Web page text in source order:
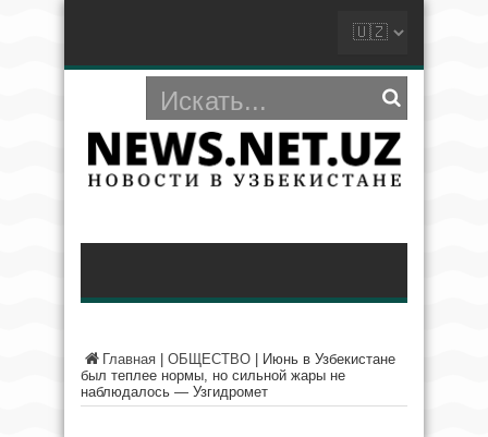
Главная ОБЩЕСТВО
Июнь в Узбекистане
был теплее нормы, но сильной жары не
наблюдалось — Узгидромет